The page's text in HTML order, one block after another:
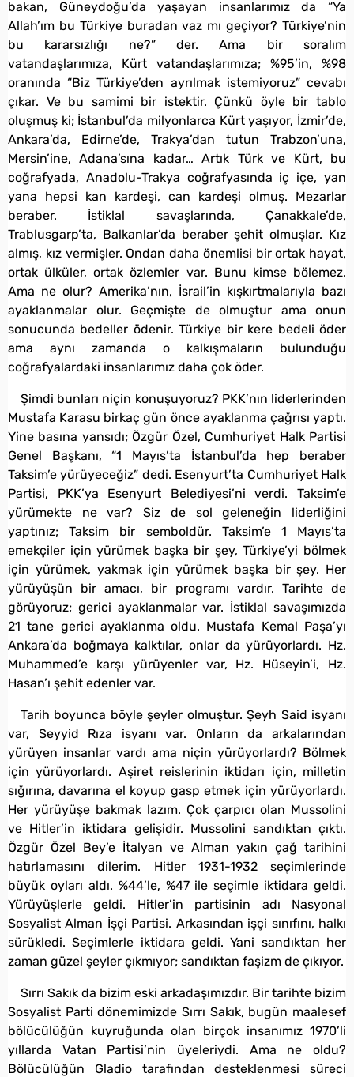
bakan, Güneydoğu’da yaşayan insanlarımız da “Ya
Allah’ım bu Türkiye buradan vaz mı geçiyor? Türkiye’nin
bu kararsızlığı ne?” der. Ama bir soralım
vatandaşlarımıza, Kürt vatandaşlarımıza; %95’in, %98
oranında “Biz Türkiye’den ayrılmak istemiyoruz” cevabı
çıkar. Ve bu samimi bir istektir. Çünkü öyle bir tablo
oluşmuş ki; İstanbul’da milyonlarca Kürt yaşıyor, İzmir’de,
Ankara’da, Edirne’de, Trakya’dan tutun Trabzon’una,
Mersin’ine, Adana’sına kadar… Artık Türk ve Kürt, bu
coğrafyada, Anadolu-Trakya coğrafyasında iç içe, yan
yana hepsi kan kardeşi, can kardeşi olmuş. Mezarlar
beraber. İstiklal savaşlarında, Çanakkale’de,
Trablusgarp’ta, Balkanlar’da beraber şehit olmuşlar. Kız
almış, kız vermişler. Ondan daha önemlisi bir ortak hayat,
ortak ülküler, ortak özlemler var. Bunu kimse bölemez.
Ama ne olur? Amerika’nın, İsrail’in kışkırtmalarıyla bazı
ayaklanmalar olur. Geçmişte de olmuştur ama onun
sonucunda bedeller ödenir. Türkiye bir kere bedeli öder
ama aynı zamanda o kalkışmaların bulunduğu
coğrafyalardaki insanlarımız daha çok öder.
Şimdi bunları niçin konuşuyoruz? PKK’nın liderlerinden
Mustafa Karasu birkaç gün önce ayaklanma çağrısı yaptı.
Yine basına yansıdı; Özgür Özel, Cumhuriyet Halk Partisi
Genel Başkanı, “1 Mayıs’ta İstanbul’da hep beraber
Taksim’e yürüyeceğiz” dedi. Esenyurt’ta Cumhuriyet Halk
Partisi, PKK’ya Esenyurt Belediyesi’ni verdi. Taksim’e
yürümekte ne var? Siz de sol geleneğin liderliğini
yaptınız; Taksim bir semboldür. Taksim’e 1 Mayıs’ta
emekçiler için yürümek başka bir şey, Türkiye’yi bölmek
için yürümek, yakmak için yürümek başka bir şey. Her
yürüyüşün bir amacı, bir programı vardır. Tarihte de
görüyoruz; gerici ayaklanmalar var. İstiklal savaşımızda
21 tane gerici ayaklanma oldu. Mustafa Kemal Paşa’yı
Ankara’da boğmaya kalktılar, onlar da yürüyorlardı. Hz.
Muhammed’e karşı yürüyenler var, Hz. Hüseyin’i, Hz.
Hasan’ı şehit edenler var.
Tarih boyunca böyle şeyler olmuştur. Şeyh Said isyanı
var, Seyyid Rıza isyanı var. Onların da arkalarından
yürüyen insanlar vardı ama niçin yürüyorlardı? Bölmek
için yürüyorlardı. Aşiret reislerinin iktidarı için, milletin
sığırına, davarına el koyup gasp etmek için yürüyorlardı.
Her yürüyüşe bakmak lazım. Çok çarpıcı olan Mussolini
ve Hitler’in iktidara gelişidir. Mussolini sandıktan çıktı.
Özgür Özel Bey’e İtalyan ve Alman yakın çağ tarihini
hatırlamasını dilerim. Hitler 1931-1932 seçimlerinde
büyük oyları aldı. %44’le, %47 ile seçimle iktidara geldi.
Yürüyüşlerle geldi. Hitler’in partisinin adı Nasyonal
Sosyalist Alman İşçi Partisi. Arkasından işçi sınıfını, halkı
sürükledi. Seçimlerle iktidara geldi. Yani sandıktan her
zaman güzel şeyler çıkmıyor; sandıktan faşizm de çıkıyor.
Sırrı Sakık da bizim eski arkadaşımızdır. Bir tarihte bizim
Sosyalist Parti dönemimizde Sırrı Sakık, bugün maalesef
bölücülüğün kuyruğunda olan birçok insanımız 1970’li
yıllarda Vatan Partisi’nin üyeleriydi. Ama ne oldu?
Bölücülüğün Gladio tarafından desteklenmesi süreci